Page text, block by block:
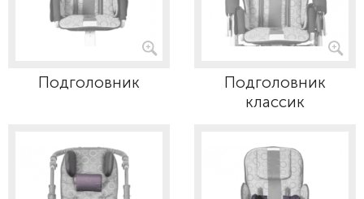
Подголовник
Подголовник
классик